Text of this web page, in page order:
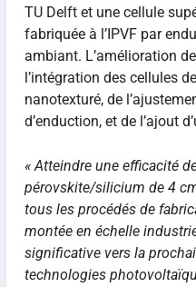
TU Delft et une cellule
fabriquée à l’IPVF par
ambiant. L’amélioration
l’intégration des cellules
nanotexturé, de
d’enduction, et de l’ajout
« Atteindre une efficacité
pérovskite/silicium de 4
tous les procédés de
montée en échelle
significative vers la
technologies